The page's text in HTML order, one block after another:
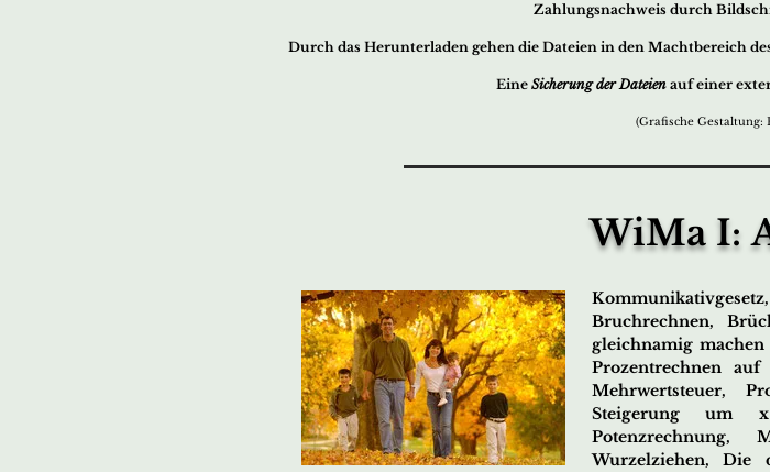
Zahlungsnachweis durch
Durch das Herunterladen gehen die Dateien in den Machtbereich
Eine Sicherung der Dateien auf einer
(Grafische Gestaltung:
WiMa I:
Bruchrechnen,
gleichnamig
Prozentrechnen
Mehrwertsteuer,
Steigerung um x
Potenzrechnung,
Wurzelziehen, Die